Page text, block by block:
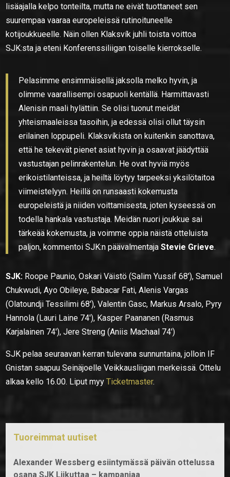
lisäajalla kelpo tonteilta, mutta ne eivät tuottaneet sen
suurempaa vaaraa europeleissä rutinoituneelle
kotijoukkueelle. Näin ollen Klaksvík juhli toista voittoa
SJK:sta ja eteni Konferenssiliigan toiselle kierrokselle.
Pelasimme ensimmäisellä jaksolla melko hyvin, ja
olimme vaarallisempi osapuoli kentällä. Harmittavasti
Alenisin maali hylättiin. Se olisi tuonut meidät
yhteismaaleissa tasoihin, ja edessä olisi ollut täysin
erilainen loppupeli. Klaksvíkista on kuitenkin sanottava,
että he tekevät pienet asiat hyvin ja osaavat jäädyttää
vastustajan pelinrakentelun. He ovat hyviä myös
erikoistilanteissa, ja heiltä löytyy tarpeeksi yksilötaitoa
viimeistelyyn. Heillä on runsaasti kokemusta
europeleistä ja niiden voittamisesta, joten kyseessä on
todella hankala vastustaja. Meidän nuori joukkue sai
tärkeää kokemusta, ja voimme oppia näistä otteluista
paljon, kommentoi SJK:n päävalmentajaStevie Grieve.
SJK: Roope Paunio, Oskari Väistö (Salim Yussif 68′), Samuel
Chukwudi, Ayo Obileye, Babacar Fati, Alenis Vargas
(Olatoundji Tessilimi 68′), Valentin Gasc, Markus Arsalo, Pyry
Hannola (Lauri Laine 74′), Kasper Paananen (Rasmus
Karjalainen 74′), Jere Streng (Aniis Machaal 74′)
SJK pelaa seuraavan kerran tulevana sunnuntaina, jolloin IF
Gnistan saapuu Seinäjoelle Veikkausliigan merkeissä. Ottelu
alkaa kello 16.00. Liput myyTicketmaster.
Tuoreimmat uutiset
Alexander Wessberg esiintymässä päivän ottelussa
osana SJK Liikuttaa – kampanjaa